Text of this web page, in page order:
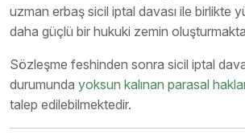
uzman erbaş sicil iptal davası ile birlikte
daha güçlü bir hukuki zemin
Sözleşme feshinden sonra sicil iptal
durumunda yoksun kalınan parasal
talep edilebilmektedir.